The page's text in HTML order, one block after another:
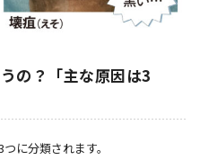
の？「主な原因は3
に分類されます。